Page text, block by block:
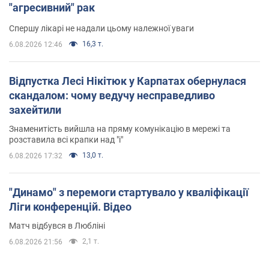
"агресивний" рак
Спершу лікарі не надали цьому належної уваги
6.08.2026 12:46 16,3 т.
Відпустка Лесі Нікітюк у Карпатах обернулася
скандалом: чому ведучу несправедливо
захейтили
Знаменитість вийшла на пряму комунікацію в мережі та
розставила всі крапки над "і"
6.08.2026 17:32 13,0 т.
"Динамо" з перемоги стартувало у кваліфікації
Ліги конференцій. Відео
Матч відбувся в Любліні
6.08.2026 21:56 2,1 т.